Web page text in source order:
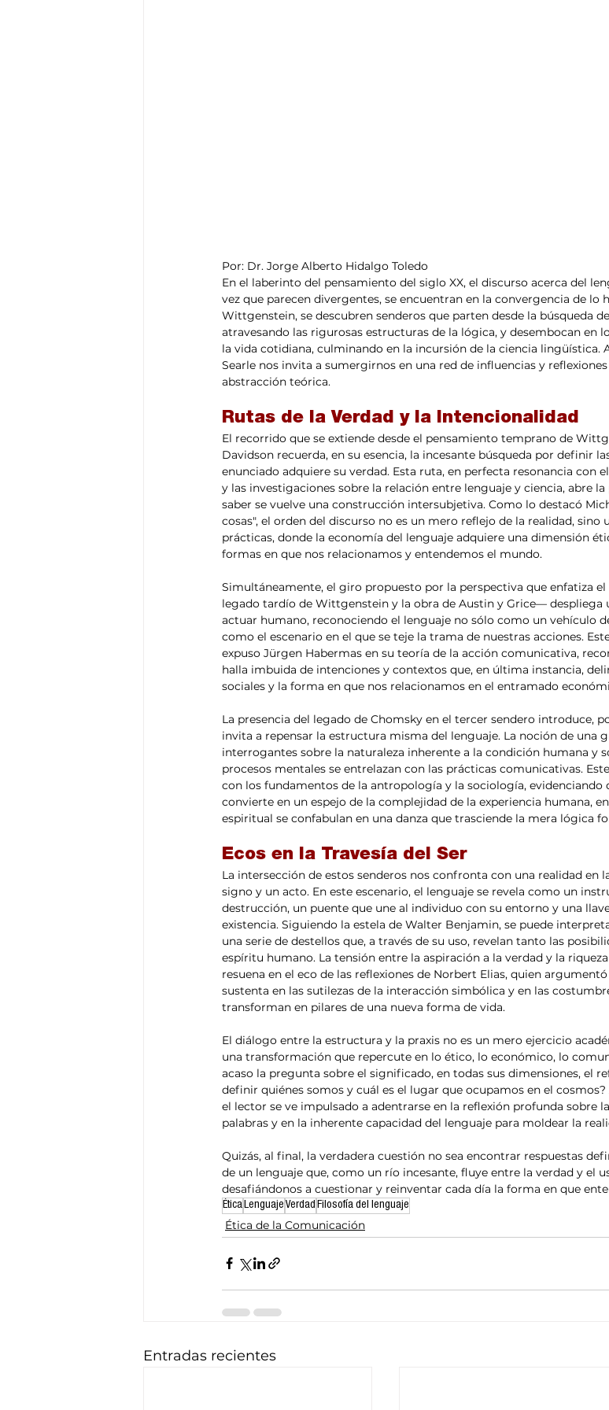
Por: Dr. Jorge Alberto Hidalgo Toledo
En el laberinto del pensamiento del siglo XX, el discurso acerca del
vez que parecen divergentes, se encuentran en la convergencia de lo
Wittgenstein, se descubren senderos que parten desde la búsqueda
atravesando las rigurosas estructuras de la lógica, y desembocan en
la vida cotidiana, culminando en la incursión de la ciencia lingüística.
Searle nos invita a sumergirnos en una red de influencias y
abstracción teórica.
Rutas de la Verdad y la Intencionalidad
El recorrido que se extiende desde el pensamiento temprano de
Davidson recuerda, en su esencia, la incesante búsqueda por definir
enunciado adquiere su verdad. Esta ruta, en perfecta resonancia con
y las investigaciones sobre la relación entre lenguaje y ciencia, abre
saber se vuelve una construcción intersubjetiva. Como lo destacó
cosas", el orden del discurso no es un mero reflejo de la realidad,
prácticas, donde la economía del lenguaje adquiere una dimensión
formas en que nos relacionamos y entendemos el mundo.
Simultáneamente, el giro propuesto por la perspectiva que enfatiza
legado tardío de Wittgenstein y la obra de Austin y Grice— despliega
actuar humano, reconociendo el lenguaje no sólo como un vehículo
como el escenario en el que se teje la trama de nuestras acciones.
expuso Jürgen Habermas en su teoría de la acción comunicativa,
halla imbuida de intenciones y contextos que, en última instancia,
sociales y la forma en que nos relacionamos en el entramado
La presencia del legado de Chomsky en el tercer sendero introduce,
invita a repensar la estructura misma del lenguaje. La noción de una
interrogantes sobre la naturaleza inherente a la condición humana y
procesos mentales se entrelazan con las prácticas comunicativas.
con los fundamentos de la antropología y la sociología, evidenciando
convierte en un espejo de la complejidad de la experiencia humana,
espiritual se confabulan en una danza que trasciende la mera lógica
Ecos en la Travesía del Ser
La intersección de estos senderos nos confronta con una realidad en
signo y un acto. En este escenario, el lenguaje se revela como un
destrucción, un puente que une al individuo con su entorno y una
existencia. Siguiendo la estela de Walter Benjamin, se puede
una serie de destellos que, a través de su uso, revelan tanto las
espíritu humano. La tensión entre la aspiración a la verdad y la
resuena en el eco de las reflexiones de Norbert Elias, quien
sustenta en las sutilezas de la interacción simbólica y en las
transforman en pilares de una nueva forma de vida.
El diálogo entre la estructura y la praxis no es un mero ejercicio
una transformación que repercute en lo ético, lo económico, lo
acaso la pregunta sobre el significado, en todas sus dimensiones, el
definir quiénes somos y cuál es el lugar que ocupamos en el cosmos?
el lector se ve impulsado a adentrarse en la reflexión profunda sobre
palabras y en la inherente capacidad del lenguaje para moldear la
Quizás, al final, la verdadera cuestión no sea encontrar respuestas
de un lenguaje que, como un río incesante, fluye entre la verdad y el
desafiándonos a cuestionar y reinventar cada día la forma en que
ÉticaLenguaje Verdad Filosofía del lenguaje
Ética de la Comunicación
Entradas recientes